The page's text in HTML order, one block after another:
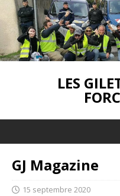
LES
GJ Magazine
15 septembre 2020